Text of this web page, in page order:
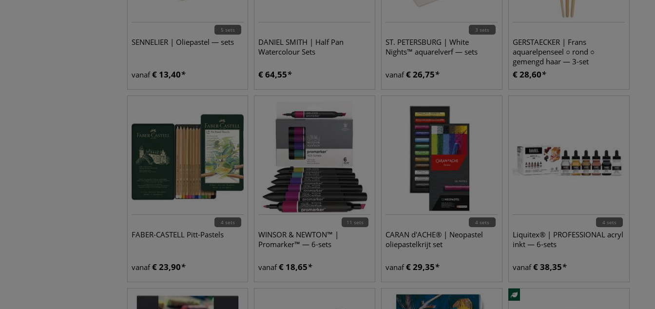
5 sets
SENNELIER | Oliepastel — sets
vanaf € 13,40
DANIEL SMITH | Half Pan
Watercolour Sets
€64,55
3 sets
ST. PETERSBURG | White
Nights™ aquarelverf — sets
vanaf €26,75
GERSTAECKER | Frans
aquarelpenseel ○ rond ○
gemengd haar — 3-set
€28,60
4 sets
FABER-CASTELL Pitt-Pastels
vanaf €23,90
11 sets
WINSOR & NEWTON™ |
Promarker™ — 6-sets
vanaf € 18,65
4 sets
CARAN d'ACHE® | Neopastel
oliepastelkrijt set
vanaf €29,35
4 sets
Liquitex® | PROFESSIONAL acryl
inkt — 6-sets
vanaf €38,35